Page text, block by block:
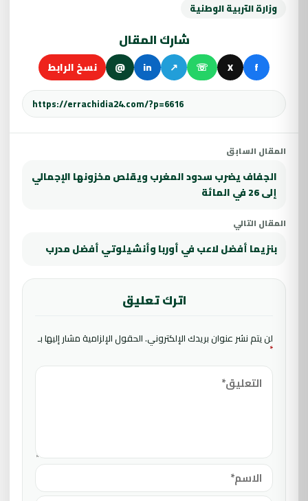
وزارة التربية الوطنية
شارك المقال
f
X
☏
↗
in
@ نسخ الرابط
المقال السابق
الجفاف يضرب سدود المغرب ويقلص مخزونها الإجمالي
إلى 26 في المائة
المقال التالي
بنزيما أفضل لاعب في أوربا وأنشيلوتي أفضل مدرب
اترك تعليق
لن يتم نشر عنوان بريدك الإلكتروني.الحقول الإلزامية مشار إليها بـ
*